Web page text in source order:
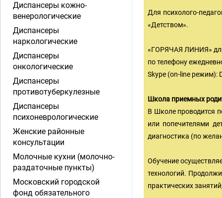
Для психолого-
«Детством».
«ГОРЯЧАЯ ЛИНИЯ»
по телефону
Skype (on-line режим):
Школа приемных
В Школе проводится
или попечителями
диагностика (по
Обучение
технологий.
практических
Диспансеры кожно-
венерологические
Диспансеры
наркологические
Диспансеры
онкологические
Диспансеры
противотуберкулезные
Диспансеры
психоневрологические
Женские районные
консультации
Молочные кухни (молочно-
раздаточные пункты)
Московский городской
фонд обязательного